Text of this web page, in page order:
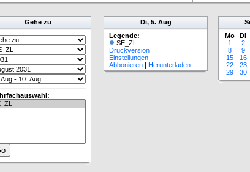
Gehe zu
Di, 5. Aug
Legende:
SE_ZL
Druckversion
Einstellungen
Abbonieren | Herunterladen
Mo
Di
1
2
8
9
15
16
22
23
29
30